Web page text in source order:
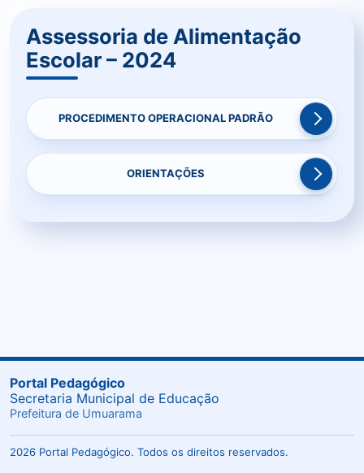
Assessoria de Alimentação
Escolar – 2024
PROCEDIMENTO OPERACIONAL PADRÃO
ORIENTAÇÕES
Portal Pedagógico
Secretaria Municipal de Educação
Prefeitura de Umuarama
2026 Portal Pedagógico. Todos os direitos reservados.